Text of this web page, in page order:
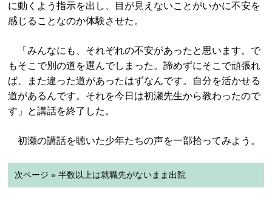
に動くよう指示を出し、目が見えないことがいかに不安を
感じることなのか体験させた。
「みんなにも、それぞれの不安があったと思います。で
もそこで別の道を選んでしまった。諦めずにそこで頑張れ
ば、また違った道があったはずなんです。自分を活かせる
道があるんです。それを今日は初瀬先生から教わったので
す」と講話を終了した。
初瀬の講話を聴いた少年たちの声を一部拾ってみよう。
次ページ » 半数以上は就職先がないまま出院